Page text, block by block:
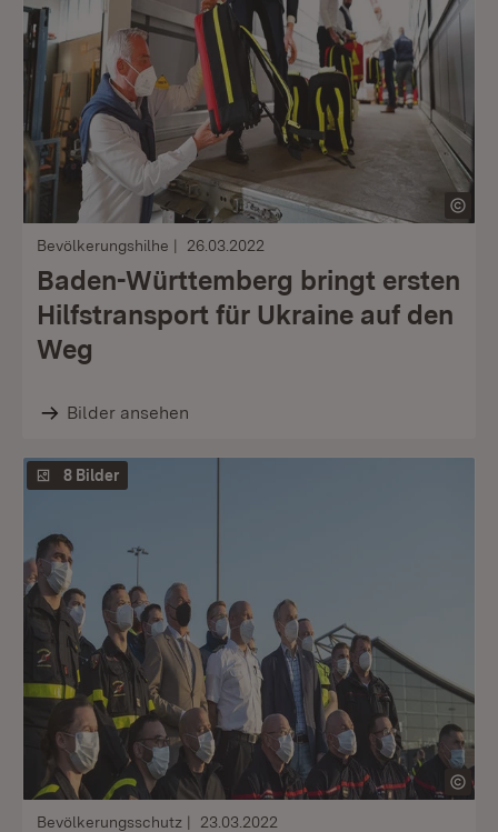
Bevölkerungshilhe 26.03.2022
Baden-Württemberg bringt ersten
Hilfstransport für Ukraine auf den
Weg
Bilder ansehen
8 Bilder
Bevölkerungsschutz 23.03.2022